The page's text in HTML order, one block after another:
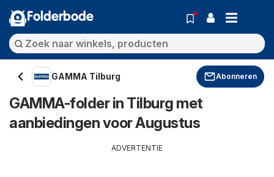
Folderbode
GAMMA Tilburg Abonneren
GAMMA-folder in Tilburg met
aanbiedingen voor Augustus
ADVERTENTIE